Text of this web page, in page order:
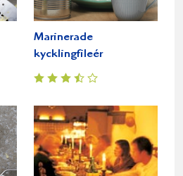
Marinerade
kycklingfileér